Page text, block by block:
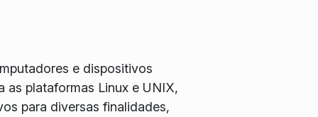
e dispositivos
as plataformas Linux e UNIX,
para diversas finalidades,